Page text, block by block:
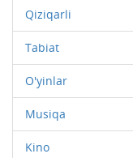
Qiziqarli
Tabiat
O'yinlar
Musiqa
Kino